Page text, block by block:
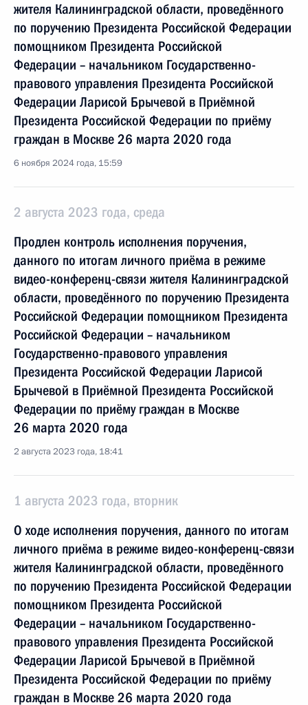
жителя Калининградской области, проведённого
по поручению Президента Российской Федерации
помощником Президента Российской
Федерации – начальником Государственно-
правового управления Президента Российской
Федерации Ларисой Брычевой в Приёмной
Президента Российской Федерации по приёму
граждан в Москве 26 марта 2020 года
6 ноября 2024 года, 15:59
2 августа 2023 года, среда
Продлен контроль исполнения поручения,
данного по итогам личного приёма в режиме
видео-конференц-связи жителя Калининградской
области, проведённого по поручению Президента
Российской Федерации помощником Президента
Российской Федерации – начальником
Государственно-правового управления
Президента Российской Федерации Ларисой
Брычевой в Приёмной Президента Российской
Федерации по приёму граждан в Москве
26 марта 2020 года
2 августа 2023 года, 18:41
1 августа 2023 года, вторник
О ходе исполнения поручения, данного по итогам
личного приёма в режиме видео-конференц-связи
жителя Калининградской области, проведённого
по поручению Президента Российской Федерации
помощником Президента Российской
Федерации – начальником Государственно-
правового управления Президента Российской
Федерации Ларисой Брычевой в Приёмной
Президента Российской Федерации по приёму
граждан в Москве 26 марта 2020 года